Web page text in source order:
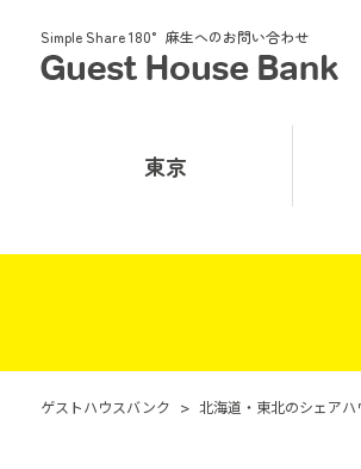
Simple Share 180° 麻生へのお問い合わせ
東京
ゲストハウスバンク > 北海道・東北のシェアハ